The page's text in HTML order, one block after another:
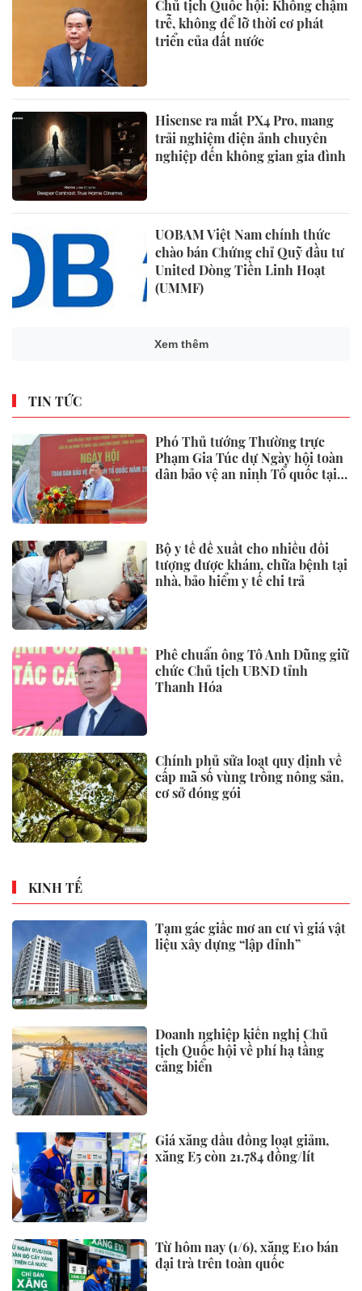
Chủ tịch Quốc hội: Không chậm
trễ, không để lỡ thời cơ phát
triển của đất nước
Hisense ra mắt PX4 Pro, mang
trải nghiệm điện ảnh chuyên
nghiệp đến không gian gia đình
UOBAM Việt Nam chính thức
chào bán Chứng chỉ Quỹ đầu tư
United Dòng Tiền Linh Hoạt
(UMMF)
Xem thêm
TIN TỨC
Phó Thủ tướng Thường trực
Phạm Gia Túc dự Ngày hội toàn
dân bảo vệ an ninh Tổ quốc tại
Bộ y tế đề xuất cho nhiều đối
tượng được khám, chữa bệnh tại
nhà, bảo hiểm y tế chi trả
Phê chuẩn ông Tô Anh Dũng giữ
chức Chủ tịch UBND tỉnh
Thanh Hóa
Chính phủ sửa loạt quy định về
cấp mã số vùng trồng nông sản,
cơ sở đóng gói
KINH TẾ
Tạm gác giấc mơ an cư vì giá vật
liệu xây dựng “lập đỉnh”
Doanh nghiệp kiến nghị Chủ
tịch Quốc hội về phí hạ tầng
cảng biển
Giá xăng dầu đồng loạt giảm,
xăng E5 còn 21.784 đồng/lít
Từ hôm nay (1/6), xăng E10 bán
đại trà trên toàn quốc